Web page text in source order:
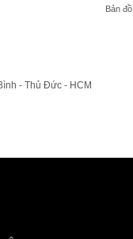
Bản
- Thủ Đức - HCM